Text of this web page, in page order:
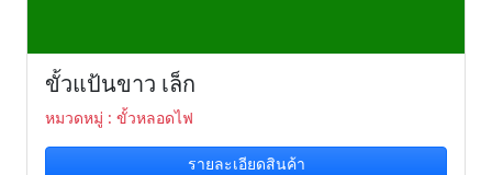
ขั้วแป้นขาว เล็ก
หมวดหมู่ : ขั้วหลอดไฟ
รายละเอียดสินค้า